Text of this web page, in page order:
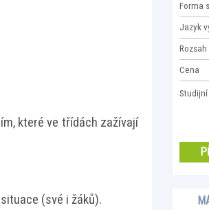
které ve třídách zažívají
(své i žáků).
Forma
Jazyk
Cena